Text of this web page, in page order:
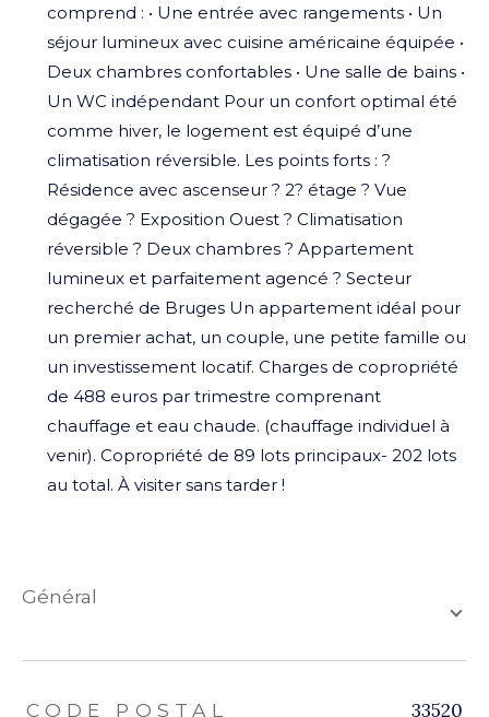
comprend : • Une entrée avec rangements • Un
séjour lumineux avec cuisine américaine équipée •
Deux chambres confortables • Une salle de bains •
Un WC indépendant Pour un confort optimal été
comme hiver, le logement est équipé d’une
climatisation réversible. Les points forts : ?
Résidence avec ascenseur ? 2? étage ? Vue
dégagée ? Exposition Ouest ? Climatisation
réversible ? Deux chambres ? Appartement
lumineux et parfaitement agencé ? Secteur
recherché de Bruges Un appartement idéal pour
un premier achat, un couple, une petite famille ou
un investissement locatif. Charges de copropriété
de 488 euros par trimestre comprenant
chauffage et eau chaude. (chauffage individuel à
venir). Copropriété de 89 lots principaux- 202 lots
au total. À visiter sans tarder !
général
TRAD_ZEPHYR_Caracteristique TRAD_ZEPHYR_Valeurs
CODE POSTAL 33520